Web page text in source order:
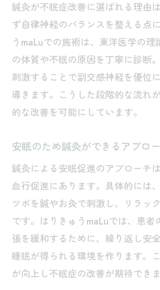
お灸とツボ押しで安眠
セルフケアで得られる鍼
鍼灸セルフケアと日常生
自律神経を整える鍼灸で快
鍼灸が自律神経に与え
快適な睡眠リズムを作る
睡眠の質向上へ導く鍼灸
眠くなるツボとお灸で実感す
不眠症改善に役立つ鍼灸
即効性が期待できる眠く
お灸を使ったリラックス
鍼灸によるツボ刺激で自
鍼灸が不眠症改善に選ばれる理由
ず自律神経のバランスを整える点
うmaLuでの施術は、東洋医学の
の体質や不眠の原因を丁寧に診断
刺激することで副交感神経を優位
導きます。こうした段階的な流れ
的な改善を可能にしています。
安眠のため鍼灸ができるアプロ
鍼灸による安眠促進のアプローチ
血行促進にあります。具体的には
ツボを鍼やお灸で刺激し、リラッ
です。はりきゅうmaLuでは、患
張を緩和するために、繰り返し安
睡眠が得られる環境を作ります。
が向上し不眠症の改善が期待できま